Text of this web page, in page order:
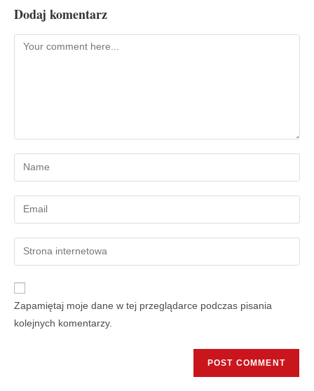
Dodaj komentarz
Zapamiętaj moje dane w tej przeglądarce podczas pisania
kolejnych komentarzy.